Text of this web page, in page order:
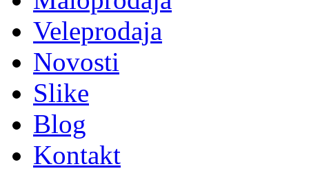
Veleprodaja
Novosti
Slike
Blog
Kontakt